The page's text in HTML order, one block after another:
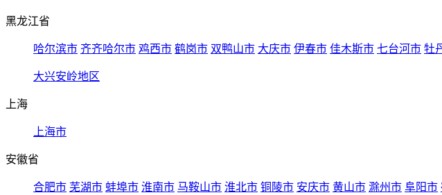
黑龙江省
哈尔滨市 齐齐哈尔市 鸡西市 鹤岗市 双鸭山市 大庆市 伊春市 佳木斯市 七台河市 牡
大兴安岭地区
上海
上海市
安徽省
合肥市 芜湖市 蚌埠市 淮南市 马鞍山市 淮北市 铜陵市 安庆市 黄山市 滁州市 阜阳市